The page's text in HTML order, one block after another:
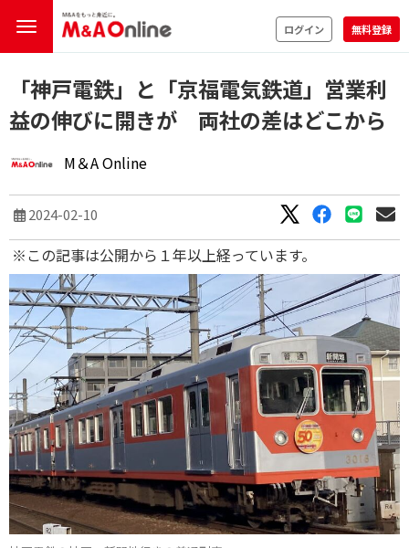
ログイン 無料登録
「神戸電鉄」と「京福電気鉄道」営業利
益の伸びに開きが 両社の差はどこから
M＆A Online
2024-02-10
※この記事は公開から１年以上経っています。